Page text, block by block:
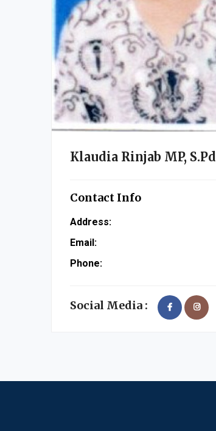
Klaudia Rinjab MP, S.Pd
Contact Info
Address:
Email:
Phone:
Social Media :